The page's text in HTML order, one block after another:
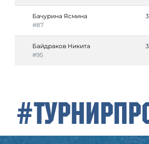
Бачурина Ясмина
#87
3
Байдраков Никита
#95
3